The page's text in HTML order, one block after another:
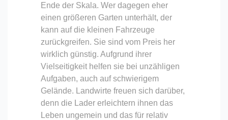
Ende der Skala. Wer dagegen eher
einen größeren Garten unterhält, der
kann auf die kleinen Fahrzeuge
zurückgreifen. Sie sind vom Preis her
wirklich günstig. Aufgrund ihrer
Vielseitigkeit helfen sie bei unzähligen
Aufgaben, auch auf schwierigem
Gelände. Landwirte freuen sich darüber,
denn die Lader erleichtern ihnen das
Leben ungemein und das für relativ